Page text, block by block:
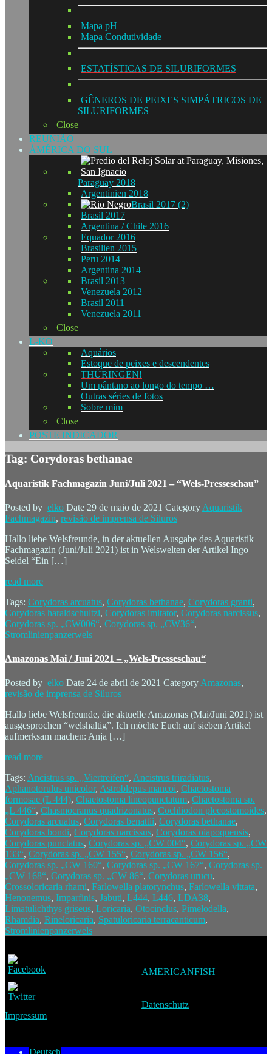
Mapa pH
Mapa Condutividade
ESTATÍSTICAS DE SILURIFORMES
GÊNEROS DE PEIXES SIMPÁTRICOS DE
SILURIFORMES
Close
REUNIÃO
ÁMÉRICA DO SUL
Paraguay 2018
Argentinien 2018
Brasil 2017 (2)
Brasil 2017
Argentina / Chile 2016
Equador 2016
Brasilien 2015
Peru 2014
Argentina 2014
Brasil 2013
Venezuela 2012
Brasil 2011
Venezuela 2011
Close
L-KO
Aquários
Estoque de peixes e descendentes
THÜRINGEN!
Um pântano ao longo do tempo …
Outras séries de fotos
Sobre mim
Close
POSTE INDICADOR
Tag: Corydoras bethanae
Aquaristik Fachmagazin Juni/Juli 2021 – “Wels-Presseschau”
Posted by elko Date 29 de maio de 2021 Category Aquaristik
Fachmagazin, revisão de imprensa de Siluros
Hallo liebe Welsfreunde, in der aktuellen Ausgabe des Aquaristik
Fachmagazin (Juni/Juli 2021) ist in Welswelten der Artikel Ingo
Seidel “Ein […]
read more
Tags: Corydoras arcuatus, Corydoras bethanae, Corydoras granti,
Corydoras haraldschultzi, Corydoras imitator, Corydoras narcissus,
Corydoras sp. „CW006“, Corydoras sp. „CW36“,
Stromlinienpanzerwels
Amazonas Mai / Juni 2021 – „Wels-Presseschau“
Posted by elko Date 24 de abril de 2021 Category Amazonas,
revisão de imprensa de Siluros
Hallo liebe Welsfreunde, die aktuelle Amazonas (Mai/Juni 2021) ist
ausgesprochen “welshaltig”. Ich möchte Euch auf sieben Artikel
aufmerksam machen: Anja […]
read more
Tags: Ancistrus sp. „Viertreifen“, Ancistrus triradiatus,
Aphanotorulus unicolor, Astroblepus mancoi, Chaetostoma
formosae (L 444), Chaetostoma lineopunctatum, Chaetostoma sp.
„L 446“, Chasmocranus quadrizonatus, Cochliodon plecostomoides,
Corydoras arcuatus, Corydoras benattii, Corydoras bethanae,
Corydoras bondi, Corydoras narcissus, Corydoras oiapoquensis,
Corydoras punctatus, Corydoras sp. „CW 004“, Corydoras sp. „CW
133“, Corydoras sp. „CW 155“, Corydoras sp. „CW 156“,
Corydoras sp. „CW 160“, Corydoras sp. „CW 167“, Corydoras sp.
„CW 168“, Corydoras sp. „CW 86“, Corydoras urucu,
Crossoloricaria rhami, Farlowella platorynchus, Farlowella vittata,
Henonemus, Imparfinis, Jabuti, L444, L446, LDA38,
Limatulichthys griseus, Loricaria, Otocinclus, Pimelodella,
Rhamdia, Rineloricaria, Spatuloricaria terracanticum,
Stromlinienpanzerwels
AMERICANFISH
Datenschutz
Impressum
Deutsch